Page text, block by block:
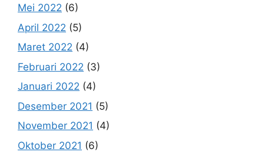
Mei 2022 (6)
April 2022 (5)
Maret 2022 (4)
Februari 2022 (3)
Januari 2022 (4)
Desember 2021 (5)
November 2021 (4)
Oktober 2021 (6)